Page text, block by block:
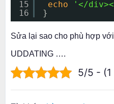
15
16
echo
'</
}
Sửa lại sao cho phù hợp
UDDATING ….
5/5 - (1